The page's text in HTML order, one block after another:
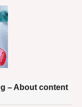
– About content